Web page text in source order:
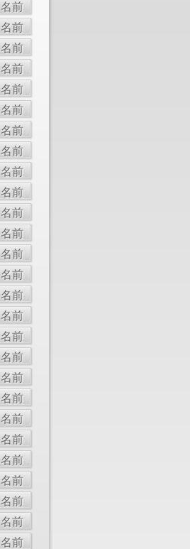
名前
名前
名前
名前
名前
名前
名前
名前
名前
名前
名前
名前
名前
名前
名前
名前
名前
名前
名前
名前
名前
名前
名前
名前
名前
名前
名前